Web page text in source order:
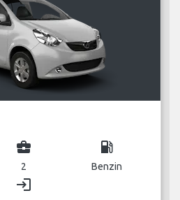
business_center
2
local_gas_station
Benzin
login